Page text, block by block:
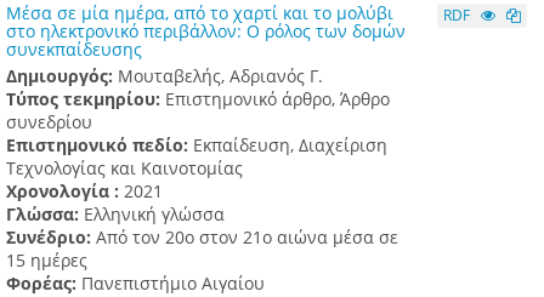
Μέσα σε μία ημέρα, από το χαρτί και το μολύβι
στο ηλεκτρονικό περιβάλλον: Ο ρόλος των δομών
συνεκπαίδευσης
Δημιουργός: Μουταβελής, Αδριανός Γ.
Τύπος τεκμηρίου: Επιστημονικό άρθρο, Άρθρο
συνεδρίου
Επιστημονικό πεδίο: Εκπαίδευση, Διαχείριση
Τεχνολογίας και Καινοτομίας
Χρονολογία : 2021
Γλώσσα: Ελληνική γλώσσα
Συνέδριο: Από τον 20ο στον 21ο αιώνα μέσα σε
15 ημέρες
Φορέας: Πανεπιστήμιο Αιγαίου
RDF